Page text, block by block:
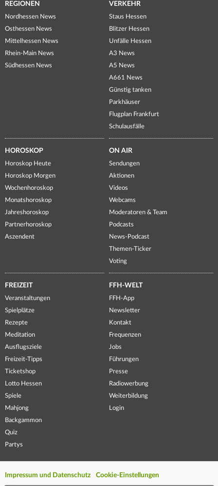
REGIONEN
Nordhessen News
Osthessen News
Mittelhessen News
Rhein-Main News
Südhessen News
VERKEHR
Staus Hessen
Blitzer Hessen
Unfälle Hessen
A3 News
A5 News
A661 News
Günstig tanken
Parkhäuser
Flugplan Frankfurt
Schulausfälle
HOROSKOP
Horoskop Heute
Horoskop Morgen
Wochenhoroskop
Monatshoroskop
Jahreshoroskop
Partnerhoroskop
Aszendent
ON AIR
Sendungen
Aktionen
Videos
Webcams
Moderatoren & Team
Podcasts
News-Podcast
Themen-Ticker
Voting
FREIZEIT
Veranstaltungen
Spielplätze
Rezepte
Meditation
Ausflugsziele
Freizeit-Tipps
Ticketshop
Lotto Hessen
Spiele
Mahjong
Backgammon
Quiz
Partys
FFH-WELT
FFH-App
Newsletter
Kontakt
Frequenzen
Jobs
Führungen
Presse
Radiowerbung
Weiterbildung
Login
Impressum und Datenschutz Cookie-Einstellungen